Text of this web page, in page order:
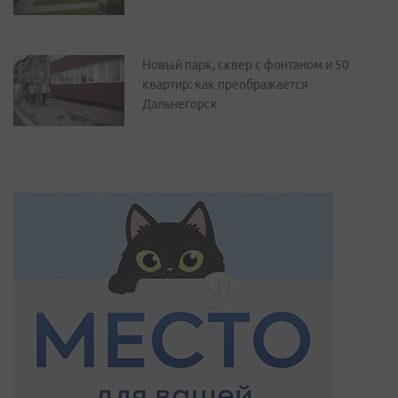
Новый парк, сквер с фонтаном и 50
квартир: как преображается
Дальнегорск